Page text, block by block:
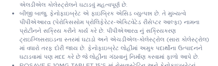
એલડીએલ કોલેસ્ટ્રોલને ઘટાડવું મહત્વપૂર્ણ છે.
બીજી બાજુ, ફેનોફાઇબ્રેટ એ ફાઇબ્રિક એસિડ વ્યુત્પન્ન છે. તે મુખ્યત્વે
પીપીએઆરα (પેરોક્સિસોમ પ્રોલિફેરેટર-એક્ટિવેટેડ રીસેપ્ટર આલ્ફા) નામના
પ્રોટીનને સક્રિય કરીને કાર્ય કરે છે. પીપીએઆરα નું સક્રિયકરણ
ટ્રાઇગ્લિસરાઇડના સ્તરમાં ઘટાડો અને એચડીએલ-કોલેસ્ટ્રોલ (સારા કોલેસ્ટ્રોલ)
માં વધારો તરફ દોરી જાય છે. ફેનોફાઇબ્રેટ લોહીમાં અમુક પદાર્થોના ઉત્પાદનને
ઘટાડવામાં પણ મદદ કરે છે જે લોહીના ગંઠાવાનું નિર્માણ કરવામાં ફાળો આપે છે.